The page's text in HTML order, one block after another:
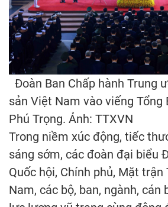
Đoàn Ban Chấp hành Trung
sản Việt Nam vào viếng Tổng
Phú Trọng. Ảnh: TTXVN
Trong niềm xúc động, tiếc
sáng sớm, các đoàn đại biểu
Quốc hội, Chính phủ, Mặt trận
Nam, các bộ, ban, ngành, cán